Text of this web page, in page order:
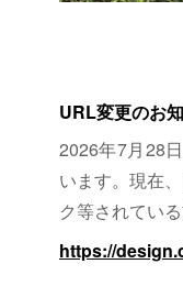
URL変更のお
2026年7月28
います。現在
ク等されてい
https://